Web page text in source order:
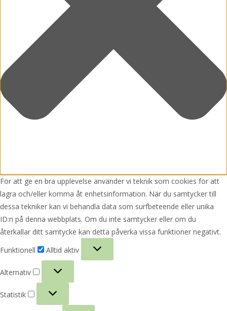
För att ge en bra upplevelse använder vi teknik som cookies för att
lagra och/eller komma åt enhetsinformation. När du samtycker till
dessa tekniker kan vi behandla data som surfbeteende eller unika
ID:n på denna webbplats. Om du inte samtycker eller om du
återkallar ditt samtycke kan detta påverka vissa funktioner negativt.
Funktionell
Alltid aktiv
Alternativ
Statistik